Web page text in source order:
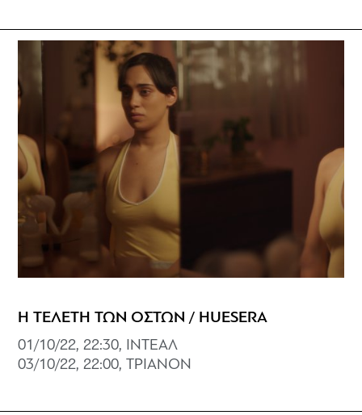
Η ΤΕΛΕΤΗ ΤΩΝ ΟΣΤΩΝ / HUESERA
01/10/22, 22:30, ΙΝΤΕΑΛ
03/10/22, 22:00, ΤΡΙΑΝΟΝ